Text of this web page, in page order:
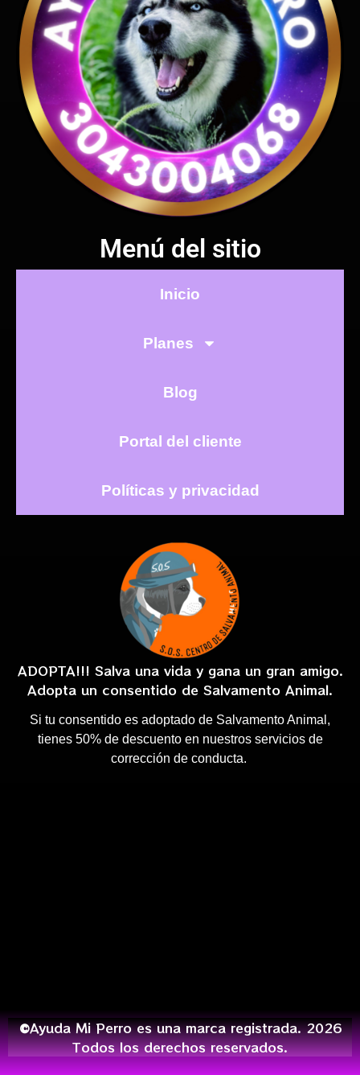
Menú del sitio
Inicio
Planes
Blog
Portal del cliente
Políticas y privacidad
ADOPTA!!! Salva una vida y gana un gran amigo.
Adopta un consentido de Salvamento Animal.
Si tu consentido es adoptado de Salvamento Animal,
tienes 50% de descuento en nuestros servicios de
corrección de conducta.
©Ayuda Mi Perro es una marca registrada. 2026
Todos los derechos reservados.